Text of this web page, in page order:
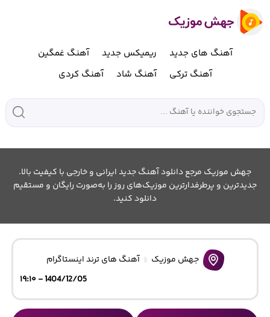
آهنگ های جدید ریمیکس جدید
آهنگ غمگین
آهنگ ترکی
آهنگ شاد آهنگ کردی
جهش موزیک مرجع دانلود آهنگ جدید ایرانی و خارجی با کیفیت بالا.
جدیدترین و پرطرفدارترین موزیک‌های روز را به‌صورت رایگان و مستقیم
دانلود کنید.
جهش موزیک
آهنگ های ترند اینستاگرام
1404/12/05 - ۱۹:۱۰